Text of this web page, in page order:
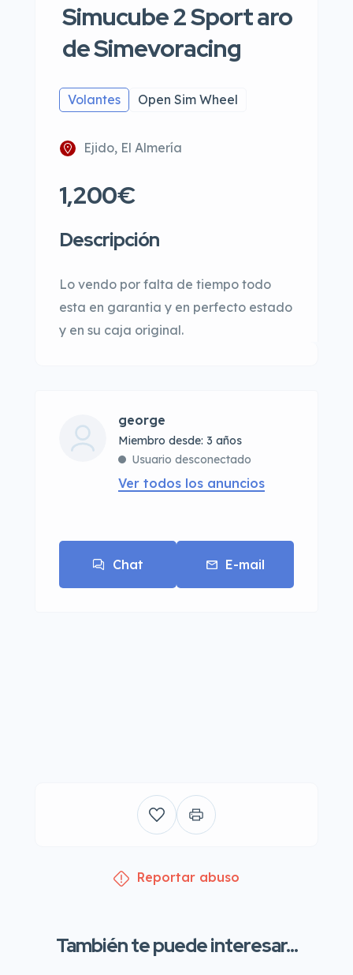
Simucube 2 Sport aro
de Simevoracing
Volantes Open Sim Wheel
Ejido, El Almería
1,200€
Descripción
Lo vendo por falta de tiempo todo
esta en garantia y en perfecto estado
y en su caja original.
george
Miembro desde: 3 años
Usuario desconectado
Ver todos los anuncios
Chat E-mail
Reportar abuso
También te puede interesar...